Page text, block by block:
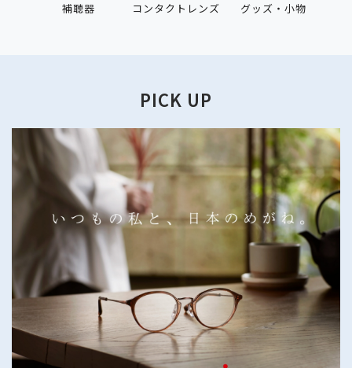
補聴器 コンタクトレンズ グッズ・小物
PICK UP